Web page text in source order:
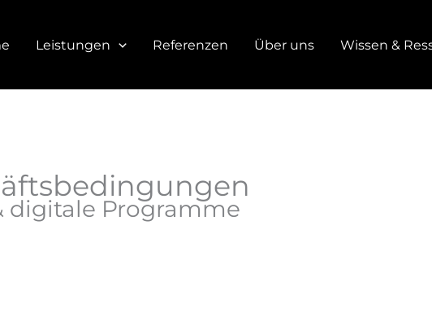
Leistungen Referenzen Über uns Wissen &
digitale Programme